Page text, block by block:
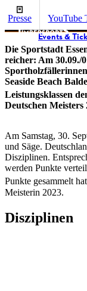
Presse YouTube
Events &
Die Sportstadt
reicher: Am 30.09./
Seaside Beach
Leistungsklassen
Deutschen Meisters
Am Samstag, 30.
und Säge.
Disziplinen.
werden Punkte
Punkte gesammelt
Meisterin 2023.
Disziplinen